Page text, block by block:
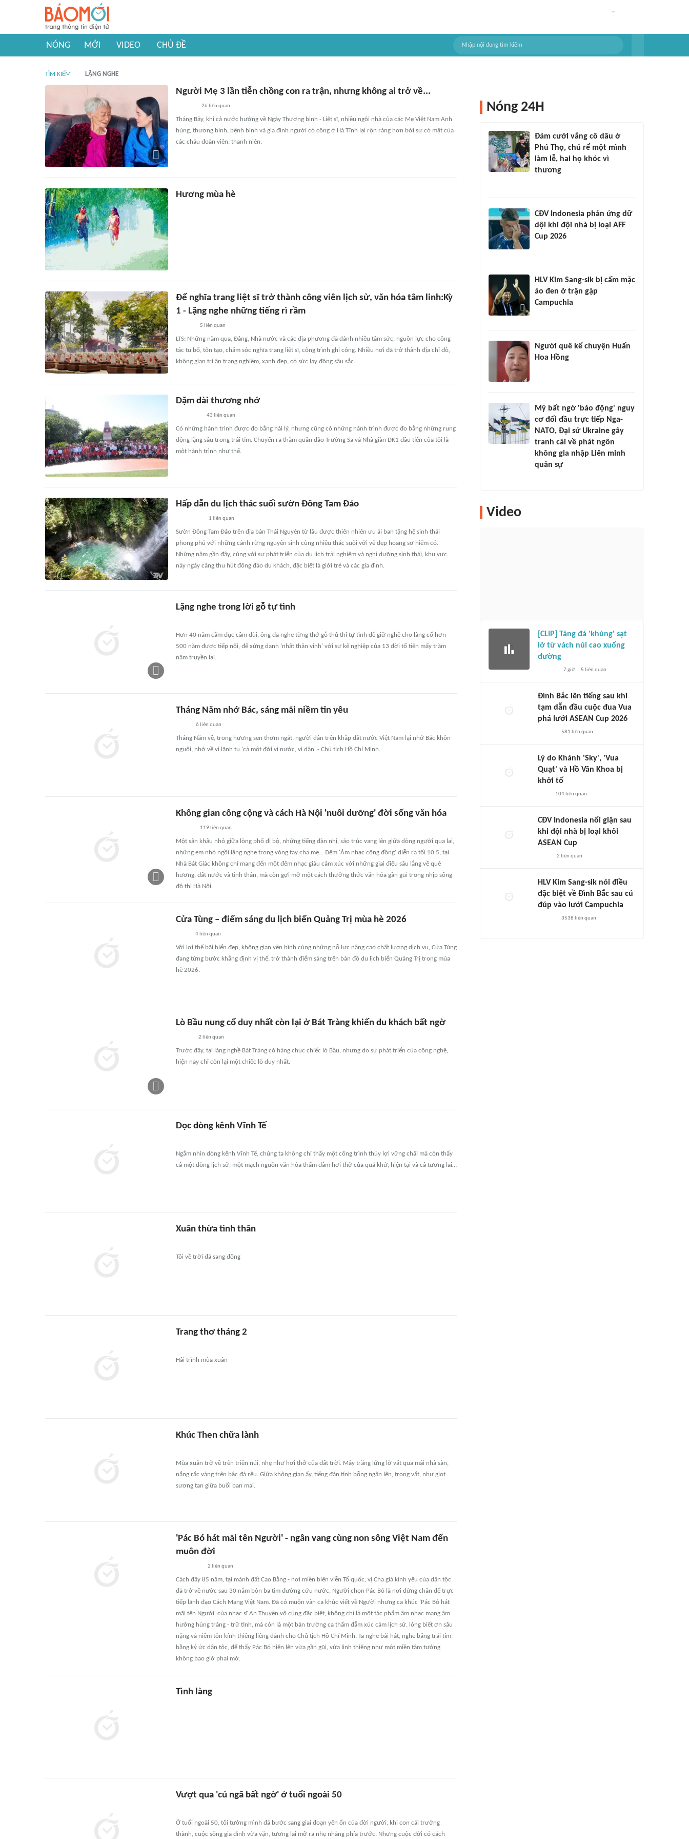
NÓNG MỚI VIDEO CHỦ ĐỀ
TÌM KIẾM LẶNG NGHE
Người Mẹ 3 lần tiễn chồng con ra trận, nhưng không ai trở về...
26 liên quan
Tháng Bảy, khi cả nước hướng về Ngày Thương binh - Liệt sĩ, nhiều ngôi nhà của các Mẹ Việt Nam Anh
hùng, thương binh, bệnh binh và gia đình người có công ở Hà Tĩnh lại rộn ràng hơn bởi sự có mặt của
các cháu đoàn viên, thanh niên.
Hương mùa hè
Để nghĩa trang liệt sĩ trở thành công viên lịch sử, văn hóa tâm linh:Kỳ
1 - Lặng nghe những tiếng rì rầm
5 liên quan
LTS: Những năm qua, Đảng, Nhà nước và các địa phương đã dành nhiều tâm sức, nguồn lực cho công
tác tu bổ, tôn tạo, chăm sóc nghĩa trang liệt sĩ, công trình ghi công. Nhiều nơi đã trở thành địa chỉ đỏ,
không gian tri ân trang nghiêm, xanh đẹp, có sức lay động sâu sắc.
Dặm dài thương nhớ
43 liên quan
Có những hành trình được đo bằng hải lý, nhưng cũng có những hành trình được đo bằng những rung
động lặng sâu trong trái tim. Chuyến ra thăm quần đảo Trường Sa và Nhà giàn DK1 đầu tiên của tôi là
một hành trình như thế.
Hấp dẫn du lịch thác suối sườn Đông Tam Đảo
1 liên quan
Sườn Đông Tam Đảo trên địa bàn Thái Nguyên từ lâu được thiên nhiên ưu ái ban tặng hệ sinh thái
phong phú với những cánh rừng nguyên sinh cùng nhiều thác suối với vẻ đẹp hoang sơ hiếm có.
Những năm gần đây, cùng với sự phát triển của du lịch trải nghiệm và nghỉ dưỡng sinh thái, khu vực
này ngày càng thu hút đông đảo du khách, đặc biệt là giới trẻ và các gia đình.
Lặng nghe trong lời gỗ tự tình
Hơn 40 năm cầm đục cầm dùi, ông đã nghe từng thớ gỗ thủ thỉ tự tình để giữ nghề cho làng cổ hơn
500 năm được tiếp nối, để xứng danh 'nhất thân vinh' với sự kế nghiệp của 13 đời tổ tiên mấy trăm
năm truyền lại.
Tháng Năm nhớ Bác, sáng mãi niềm tin yêu
6 liên quan
Tháng Năm về, trong hương sen thơm ngát, người dân trên khắp đất nước Việt Nam lại nhớ Bác khôn
nguôi, nhớ về vị lãnh tụ 'cả một đời vì nước, vì dân' - Chủ tịch Hồ Chí Minh.
Không gian công cộng và cách Hà Nội 'nuôi dưỡng' đời sống văn hóa
119 liên quan
Một sân khấu nhỏ giữa lòng phố đi bộ, những tiếng đàn nhị, sáo trúc vang lên giữa dòng người qua lại,
những em nhỏ ngồi lặng nghe trong vòng tay cha mẹ… Đêm 'Âm nhạc cộng đồng' diễn ra tối 10.5, tại
Nhà Bát Giác không chỉ mang đến một đêm nhạc giàu cảm xúc với những giai điệu sâu lắng về quê
hương, đất nước và tình thân, mà còn gợi mở một cách thưởng thức văn hóa gần gũi trong nhịp sống
đô thị Hà Nội.
Cửa Tùng – điểm sáng du lịch biển Quảng Trị mùa hè 2026
4liên quan
Với lợi thế bãi biển đẹp, không gian yên bình cùng những nỗ lực nâng cao chất lượng dịch vụ, Cửa Tùng
đang từng bước khẳng định vị thế, trở thành điểm sáng trên bản đồ du lịch biển Quảng Trị trong mùa
hè 2026.
Lò Bầu nung cổ duy nhất còn lại ở Bát Tràng khiến du khách bất ngờ
2 liên quan
Trước đây, tại làng nghề Bát Tràng có hàng chục chiếc lò Bầu, nhưng do sự phát triển của công nghệ,
hiện nay chỉ còn lại một chiếc lò duy nhất.
Dọc dòng kênh Vĩnh Tế
Ngắm nhìn dòng kênh Vĩnh Tế, chúng ta không chỉ thấy một công trình thủy lợi vững chãi mà còn thấy
cả một dòng lịch sử, một mạch nguồn văn hóa thấm đẫm hơi thở của quá khứ, hiện tại và cả tương lai…
Xuân thừa tình thân
Tôi về trời đã sang đông
Trang thơ tháng 2
Hải trình mùa xuân
Khúc Then chữa lành
Mùa xuân trở về trên triền núi, nhẹ như hơi thở của đất trời. Mây trắng lững lờ vắt qua mái nhà sàn,
nắng rắc vàng trên bậc đá rêu. Giữa không gian ấy, tiếng đàn tính bỗng ngân lên, trong vắt, như giọt
sương tan giữa buổi ban mai.
'Pác Bó hát mãi tên Người' - ngân vang cùng non sông Việt Nam đến
muôn đời
2 liên quan
Cách đây 85 năm, tại mảnh đất Cao Bằng - nơi miền biên viễn Tổ quốc, vị Cha già kính yêu của dân tộc
đã trở về nước sau 30 năm bôn ba tìm đường cứu nước, Người chọn Pác Bó là nơi dừng chân để trực
tiếp lãnh đạo Cách Mạng Việt Nam. Đã có muôn vàn ca khúc viết về Người nhưng ca khúc 'Pác Bó hát
mãi tên Người' của nhạc sĩ An Thuyên vô cùng đặc biệt, không chỉ là một tác phẩm âm nhạc mang âm
hưởng hùng tráng - trữ tình, mà còn là một bản trường ca thấm đẫm xúc cảm lịch sử, lòng biết ơn sâu
nặng và niềm tôn kính thiêng liêng dành cho Chủ tịch Hồ Chí Minh. Ta nghe bài hát, nghe bằng trái tim,
bằng ký ức dân tộc, để thấy Pác Bó hiện lên vừa gần gũi, vừa linh thiêng như một miền tâm tưởng
không bao giờ phai mờ.
Tình làng
Vượt qua 'cú ngã bất ngờ' ở tuổi ngoài 50
Ở tuổi ngoài 50, tôi tưởng mình đã bước sang giai đoạn yên ổn của đời người, khi con cái trưởng
thành, cuộc sống gia đình vừa vặn, tương lai mở ra nhẹ nhàng phía trước. Nhưng cuộc đời có cách
Nóng 24H
Đám cưới vắng cô dâu ở
Phú Thọ, chú rể một mình
làm lễ, hai họ khóc vì
thương
CĐV Indonesia phản ứng dữ
dội khi đội nhà bị loại AFF
Cup 2026
HLV Kim Sang-sik bị cấm mặc
áo đen ở trận gặp
Campuchia
Người quê kể chuyện Huấn
Hoa Hồng
Mỹ bất ngờ 'báo động' nguy
cơ đối đầu trực tiếp Nga-
NATO, Đại sứ Ukraine gây
tranh cãi về phát ngôn
không gia nhập Liên minh
quân sự
Video
[CLIP] Tảng đá 'khủng' sạt
lở từ vách núi cao xuống
đường
7 giờ 5 liên quan
Đình Bắc lên tiếng sau khi
tạm dẫn đầu cuộc đua Vua
phá lưới ASEAN Cup 2026
581 liên quan
Lý do Khánh 'Sky', 'Vua
Quạt' và Hồ Văn Khoa bị
khởi tố
104liên quan
CĐV Indonesia nổi giận sau
khi đội nhà bị loại khỏi
ASEAN Cup
2 liên quan
HLV Kim Sang-sik nói điều
đặc biệt về Đình Bắc sau cú
đúp vào lưới Campuchia
3538 liên quan